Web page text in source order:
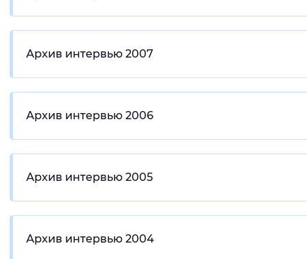
Архив интервью 2007
Архив интервью 2006
Архив интервью 2005
Архив интервью 2004